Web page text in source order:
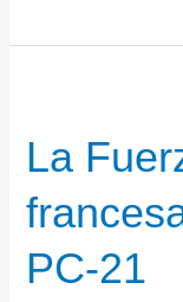
el
su
conjunto
helicópteros
La
PC-21